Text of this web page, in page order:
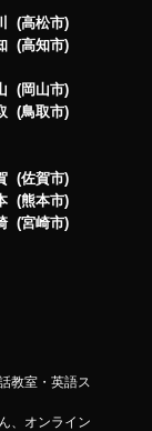
高松市
高知市
岡山市
鳥取市
佐賀市
熊本市
宮崎市
教室・英語ス
、オンライン